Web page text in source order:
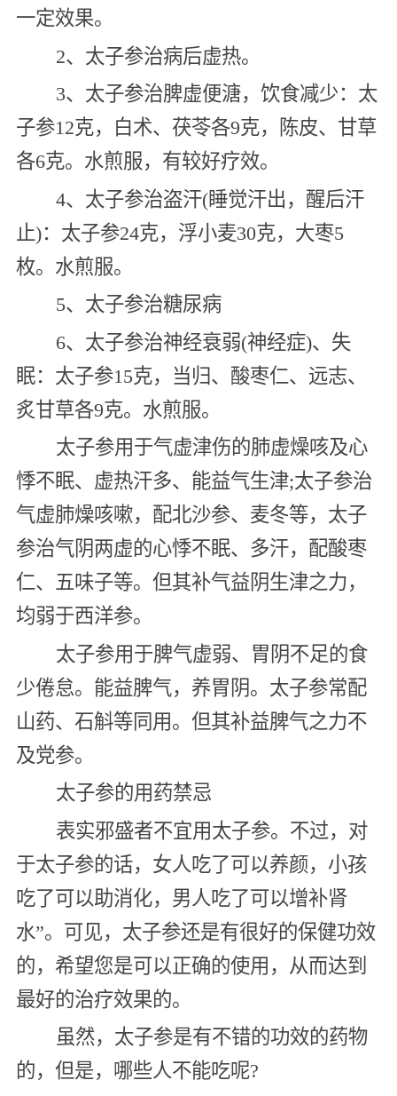
一定效果。
2、太子参治病后虚热。
3、太子参治脾虚便溏，饮食减少：太
子参12克，白术、茯苓各9克，陈皮、甘草
各6克。水煎服，有较好疗效。
4、太子参治盗汗(睡觉汗出，醒后汗
止)：太子参24克，浮小麦30克，大枣5
枚。水煎服。
5、太子参治糖尿病
6、太子参治神经衰弱(神经症)、失
眠：太子参15克，当归、酸枣仁、远志、
炙甘草各9克。水煎服。
太子参用于气虚津伤的肺虚燥咳及心
悸不眠、虚热汗多、能益气生津;太子参治
气虚肺燥咳嗽，配北沙参、麦冬等，太子
参治气阴两虚的心悸不眠、多汗，配酸枣
仁、五味子等。但其补气益阴生津之力，
均弱于西洋参。
太子参用于脾气虚弱、胃阴不足的食
少倦怠。能益脾气，养胃阴。太子参常配
山药、石斛等同用。但其补益脾气之力不
及党参。
太子参的用药禁忌
表实邪盛者不宜用太子参。不过，对
于太子参的话，女人吃了可以养颜，小孩
吃了可以助消化，男人吃了可以增补肾
水”。可见，太子参还是有很好的保健功效
的，希望您是可以正确的使用，从而达到
最好的治疗效果的。
虽然，太子参是有不错的功效的药物
的，但是，哪些人不能吃呢?